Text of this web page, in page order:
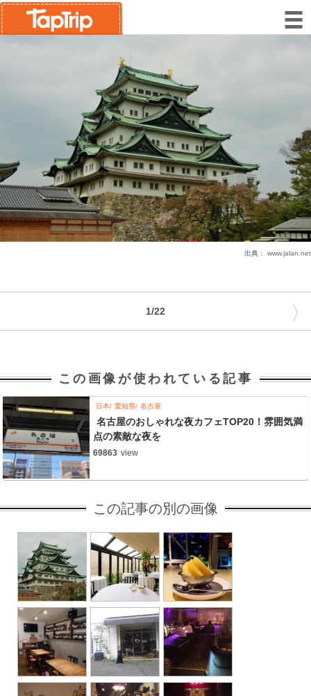
出典： www.jalan.net
1/22 〉
この画像が使われている記事
日本 愛知県 名古屋
名古屋のおしゃれな夜カフェTOP20！雰囲気満
点の素敵な夜を
69863 view
この記事の別の画像